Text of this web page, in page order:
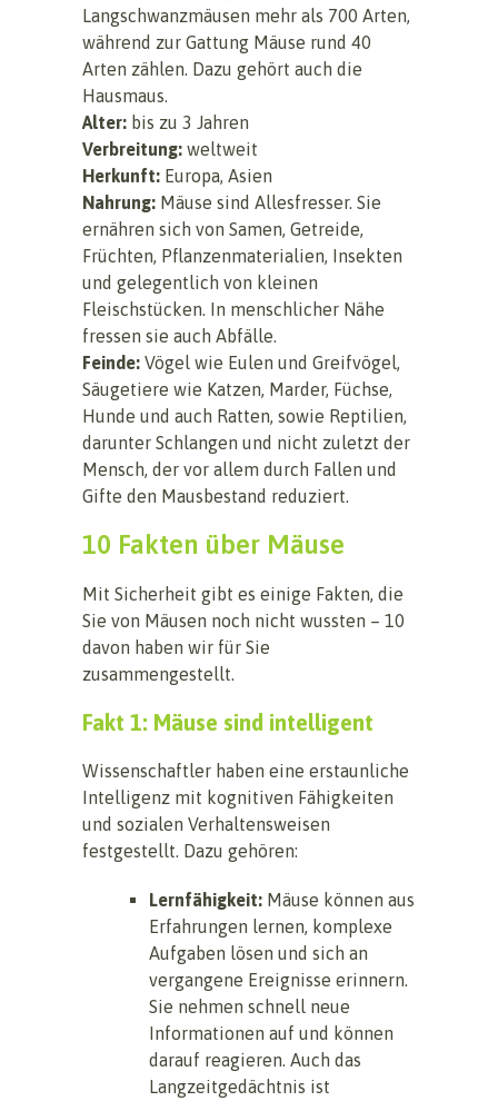
Langschwanzmäusen mehr als 700 Arten,
während zur Gattung Mäuse rund 40
Arten zählen. Dazu gehört auch die
Hausmaus.
Alter: bis zu 3 Jahren
Verbreitung: weltweit
Herkunft: Europa, Asien
Nahrung: Mäuse sind Allesfresser. Sie
ernähren sich von Samen, Getreide,
Früchten, Pflanzenmaterialien, Insekten
und gelegentlich von kleinen
Fleischstücken. In menschlicher Nähe
fressen sie auch Abfälle.
Feinde: Vögel wie Eulen und Greifvögel,
Säugetiere wie Katzen, Marder, Füchse,
Hunde und auch Ratten, sowie Reptilien,
darunter Schlangen und nicht zuletzt der
Mensch, der vor allem durch Fallen und
Gifte den Mausbestand reduziert.
10 Fakten über Mäuse
Mit Sicherheit gibt es einige Fakten, die
Sie von Mäusen noch nicht wussten – 10
davon haben wir für Sie
zusammengestellt.
Fakt 1: Mäuse sind intelligent
Wissenschaftler haben eine erstaunliche
Intelligenz mit kognitiven Fähigkeiten
und sozialen Verhaltensweisen
festgestellt. Dazu gehören:
Lernfähigkeit: Mäuse können aus
Erfahrungen lernen, komplexe
Aufgaben lösen und sich an
vergangene Ereignisse erinnern.
Sie nehmen schnell neue
Informationen auf und können
darauf reagieren. Auch das
Langzeitgedächtnis ist